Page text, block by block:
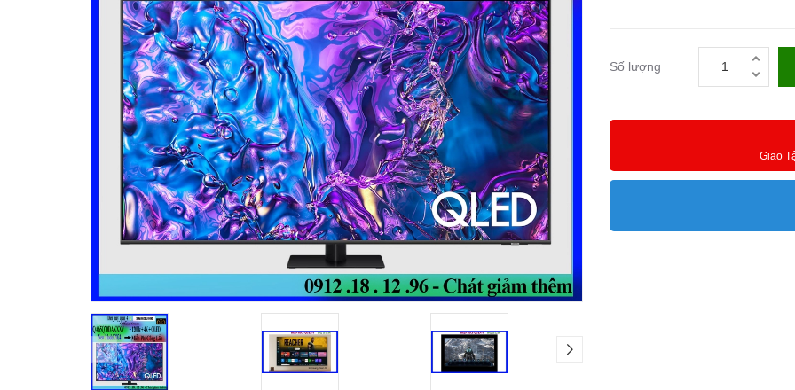
Số lượng
Giao